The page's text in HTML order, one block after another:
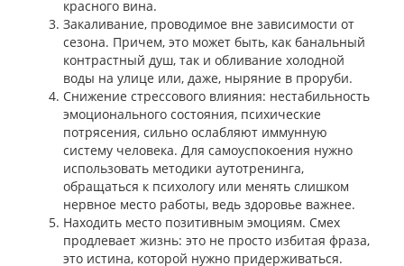
красного вина.
Закаливание, проводимое вне зависимости от
сезона. Причем, это может быть, как банальный
контрастный душ, так и обливание холодной
воды на улице или, даже, ныряние в проруби.
Снижение стрессового влияния: нестабильность
эмоционального состояния, психические
потрясения, сильно ослабляют иммунную
систему человека. Для самоуспокоения нужно
использовать методики аутотренинга,
обращаться к психологу или менять слишком
нервное место работы, ведь здоровье важнее.
Находить место позитивным эмоциям. Смех
продлевает жизнь: это не просто избитая фраза,
это истина, которой нужно придерживаться.